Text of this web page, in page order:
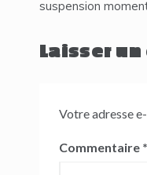
de
suspension
Laisser
Votre adresse
Commentaire *